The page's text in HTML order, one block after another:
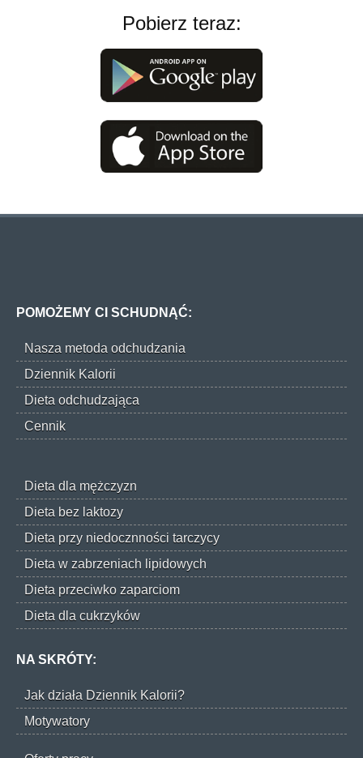
Pobierz teraz:
POMOŻEMY CI SCHUDNĄĆ:
Nasza metoda odchudzania
Dziennik Kalorii
Dieta odchudzająca
Cennik
Dieta dla mężczyzn
Dieta bez laktozy
Dieta przy niedocznności tarczycy
Dieta w zabrzeniach lipidowych
Dieta przeciwko zaparciom
Dieta dla cukrzyków
NA SKRÓTY:
Jak działa Dziennik Kalorii?
Motywatory